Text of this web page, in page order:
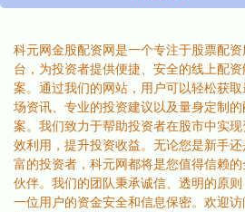
科元网金股配资网是一个专注于股票配
台，为投资者提供便捷、安全的线上配
案。通过我们的网站，用户可以轻松获
场资讯、专业的投资建议以及量身定制
案。我们致力于帮助投资者在股市中实
效利用，提升投资收益。无论您是新手
富的投资者，科元网都将是您值得信赖
伙伴。我们的团队秉承诚信、透明的原
一位用户的资金安全和信息保密。欢迎